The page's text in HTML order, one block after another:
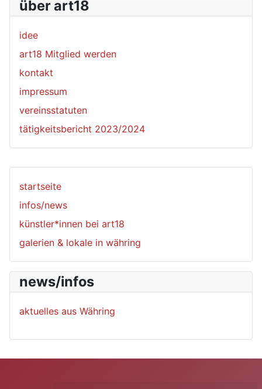
startseite
infos/news
künstler*innen bei art18
galerien & lokale in währing
news/infos
aktuelles aus Währing
über art18
idee
art18 Mitglied werden
kontakt
impressum
vereinsstatuten
tätigkeitsbericht 2023/2024